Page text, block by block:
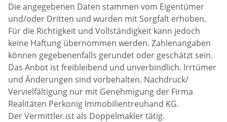
Die angegebenen Daten stammen vom Eigentümer
und/oder Dritten und wurden mit Sorgfalt erhoben.
Für die Richtigkeit und Vollständigkeit kann jedoch
keine Haftung übernommen werden. Zahlenangaben
können gegebenenfalls gerundet oder geschätzt sein.
Das Anbot ist freibleibend und unverbindlich. Irrtümer
und Änderungen sind vorbehalten. Nachdruck/
Vervielfältigung nur mit Genehmigung der Firma
Realitäten Perkonig Immobilientreuhand KG.
Der Vermittler ist als Doppelmakler tätig.